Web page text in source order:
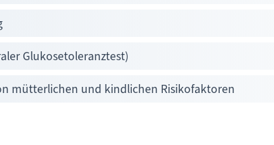
Glukosetoleranztest)
mütterlichen und kindlichen Risikofaktoren